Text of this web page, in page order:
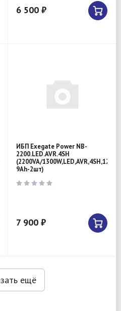
6 500 ₽
ИБП Exegate Power NB-
2200.LED.AVR.4SH
(2200VA/1300W,LED,AVR,4SH,12V-
9Ah-2шт)
7 900 ₽
ещё